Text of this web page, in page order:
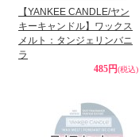
【YANKEE CANDLE/ヤン
キーキャンドル】ワックス
メルト：タンジェリンバニ
ラ
485円(税込)